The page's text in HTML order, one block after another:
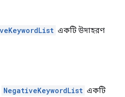
একটি উদাহরণ
NegativeKeywordList একটি